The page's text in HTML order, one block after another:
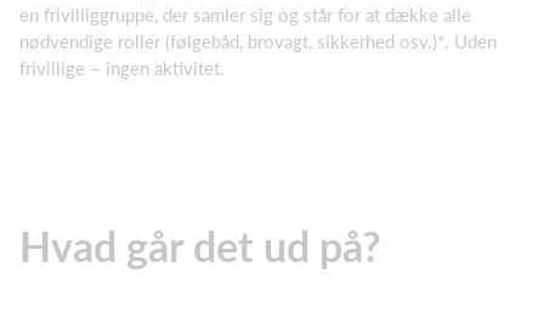
en frivilliggruppe, der samler sig og står for at dække alle
nødvendige roller (følgebåd, brovagt, sikkerhed osv.)*. Uden
frivillige – ingen aktivitet.
Hvad går det ud på?